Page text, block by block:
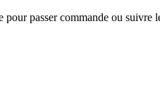
passer commande ou suivre